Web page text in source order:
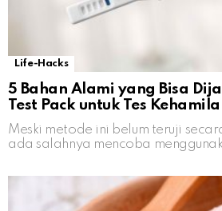
Life-Hacks
5 Bahan Alami yang Bisa
Test Pack untuk Tes
Meski metode ini belum teruji
ada salahnya mencoba